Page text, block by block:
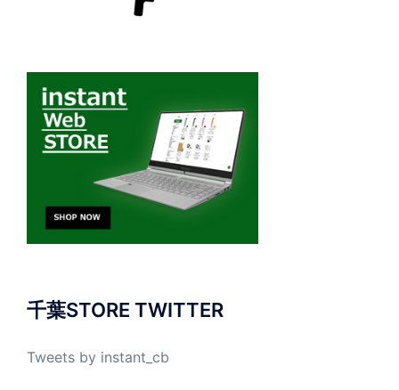
千葉STORE TWITTER
Tweets by instant_cb